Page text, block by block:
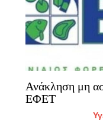
Ανάκληση μη
ΕΦΕΤ